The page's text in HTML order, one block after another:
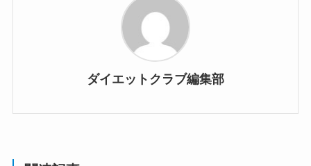
ダイエットクラブ編集部